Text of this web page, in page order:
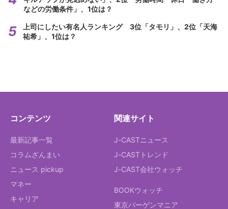
などの労働条件」、1位は？
上司にしたい有名人ランキング 3位「タモリ」、2位「天海
祐希」、1位は？
コンテンツ
最新記事一覧
コラムざんまい
ニュース pickup
マネー
キャリア
関連サイト
J-CASTニュース
J-CASTトレンド
J-CAST会社ウォッチ
BOOKウォッチ
東京バーゲンマニア